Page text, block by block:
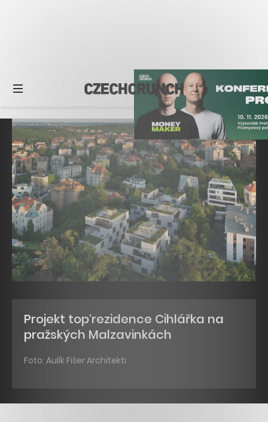
Projekt top’rezidence Cihlářka na
pražských Malzavinkách
Foto: Aulík Fišer Architekti